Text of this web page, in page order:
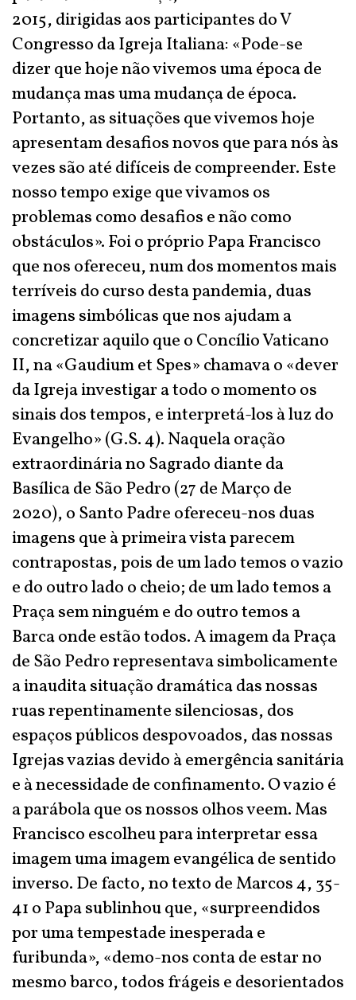
2015, dirigidas aos participantes do V
Congresso da Igreja Italiana: «Pode-se
dizer que hoje não vivemos uma época de
mudança mas uma mudança de época.
Portanto, as situações que vivemos hoje
apresentam desafios novos que para nós às
vezes são até difíceis de compreender. Este
nosso tempo exige que vivamos os
problemas como desafios e não como
obstáculos». Foi o próprio Papa Francisco
que nos ofereceu, num dos momentos mais
terríveis do curso desta pandemia, duas
imagens simbólicas que nos ajudam a
concretizar aquilo que o Concílio Vaticano
II, na «Gaudium et Spes» chamava o «dever
da Igreja investigar a todo o momento os
sinais dos tempos, e interpretá-los à luz do
Evangelho» (G.S. 4). Naquela oração
extraordinária no Sagrado diante da
Basílica de São Pedro (27 de Março de
2020), o Santo Padre ofereceu-nos duas
imagens que à primeira vista parecem
contrapostas, pois de um lado temos o vazio
e do outro lado o cheio; de um lado temos a
Praça sem ninguém e do outro temos a
Barca onde estão todos. A imagem da Praça
de São Pedro representava simbolicamente
a inaudita situação dramática das nossas
ruas repentinamente silenciosas, dos
espaços públicos despovoados, das nossas
Igrejas vazias devido à emergência sanitária
e à necessidade de confinamento. O vazio é
a parábola que os nossos olhos veem. Mas
Francisco escolheu para interpretar essa
imagem uma imagem evangélica de sentido
inverso. De facto, no texto de Marcos 4, 35-
41 o Papa sublinhou que, «surpreendidos
por uma tempestade inesperada e
furibunda», «demo-nos conta de estar no
mesmo barco, todos frágeis e desorientados